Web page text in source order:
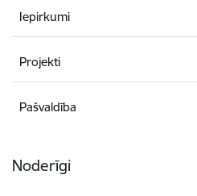
Iepirkumi
Projekti
Pašvaldība
Noderīgi